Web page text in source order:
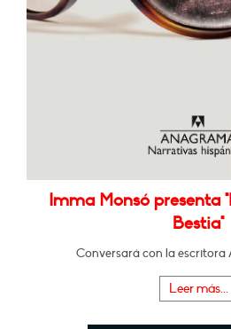
Imma Monsó presenta
Bestia"
Conversará con la escritora
Leer más...